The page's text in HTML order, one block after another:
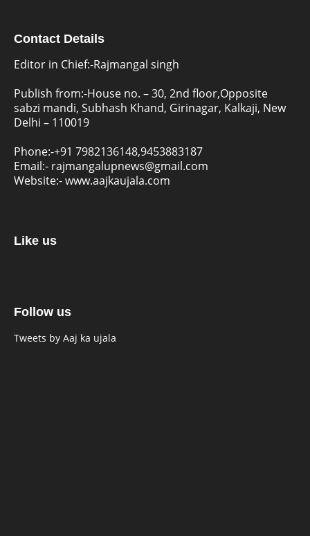
Contact Details
Editor in Chief:-Rajmangal singh
Publish from:-House no. – 30, 2nd floor,Opposite
sabzi mandi, Subhash Khand, Girinagar, Kalkaji, New
Delhi – 110019
Phone:-+91 7982136148,9453883187
Email:- rajmangalupnews@gmail.com
Website:-www.aajkaujala.com
Like us
Follow us
Tweets by Aaj ka ujala